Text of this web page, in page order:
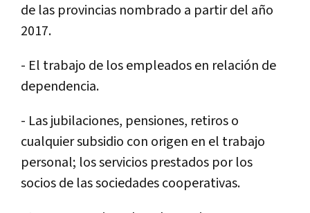
de las provincias nombrado a partir del año
2017.
- El trabajo de los empleados en relación de
dependencia.
- Las jubilaciones, pensiones, retiros o
cualquier subsidio con origen en el trabajo
personal; los servicios prestados por los
socios de las sociedades cooperativas.